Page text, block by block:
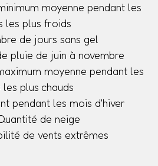
moyenne pendant les
les plus froids
de jours sans gel
pluie de juin à novembre
moyenne pendant les
les plus chauds
pendant les mois d'hiver
de neige
de vents extrêmes